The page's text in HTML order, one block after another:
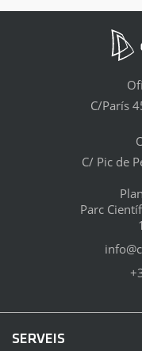
C/París
C/ Pic de
Parc
SERVEIS